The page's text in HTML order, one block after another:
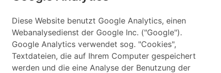
Diese Website benutzt Google Analytics, einen
Webanalysedienst der Google Inc. ("Google").
Google Analytics verwendet sog. "Cookies",
Textdateien, die auf Ihrem Computer gespeichert
werden und die eine Analyse der Benutzung der